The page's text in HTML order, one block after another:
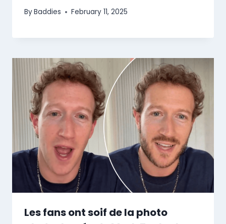
ByBaddies February 11, 2025
Les fans ont soif de la photo